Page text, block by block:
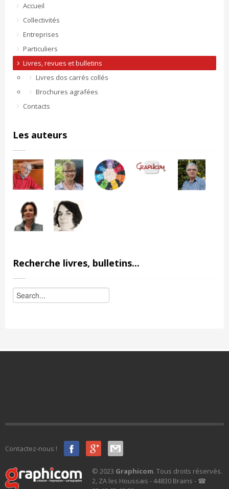
Accueil
Collectivités
Entreprises
Particuliers
Livres, revues et bulletins
Livres dos carrés collés
Brochures agrafées
Contacts
Les auteurs
Recherche livres, bulletins...
Contactez-nous !
© 2023 Graphicom. Tous droits réservés.
2, ZA les Houssais - 44830 Brains - ☎